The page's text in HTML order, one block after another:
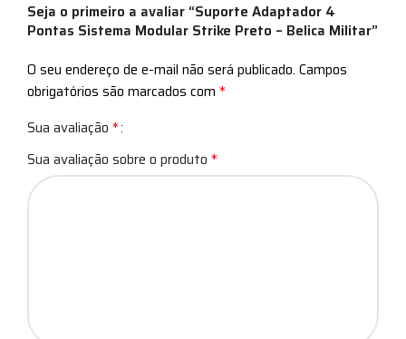
Seja o primeiro a avaliar “Suporte Adaptador 4
Pontas Sistema Modular Strike Preto – Belica Militar”
O seu endereço de e-mail não será publicado. Campos
obrigatórios são marcados com *
Sua avaliação *
Sua avaliação sobre o produto *